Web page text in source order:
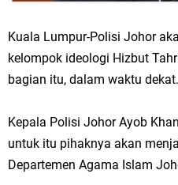
Kuala Lumpur-Polisi Johor
kelompok ideologi Hizbut
bagian itu, dalam waktu dekat.
Kepala Polisi Johor Ayob
untuk itu pihaknya akan
Departemen Agama Islam